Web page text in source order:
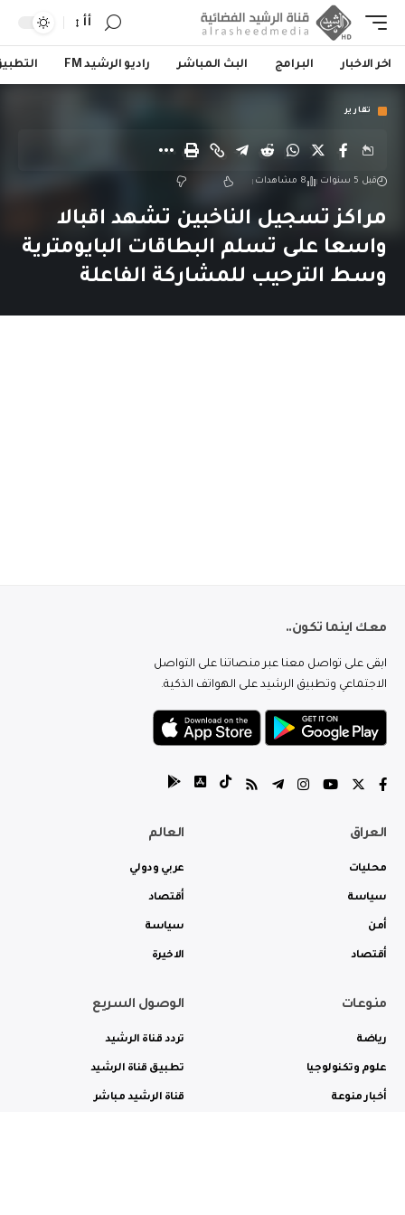
أأ
اخر الاخبار البرامج البث المباشر راديو الرشيد FM
تقارير
قبل 5 سنوات 8 مشاهدات
مراكز تسجيل الناخبين تشهد اقبالا
واسعا على تسلم البطاقات البايومترية
وسط الترحيب للمشاركة الفاعلة
معك اينما تكون..
ابقى على تواصل معنا عبر منصاتنا على التواصل
الاجتماعي وتطبيق الرشيد على الهواتف الذكية.
العراق
محليات
سياسة
أمن
أقتصاد
العالم
عربي ودولي
أقتصاد
سياسة
الاخيرة
منوعات
رياضة
علوم وتكنولوجيا
أخبار منوعة
الوصول السريع
تردد قناة الرشيد
تطبيق قناة الرشيد
قناة الرشيد مباشر